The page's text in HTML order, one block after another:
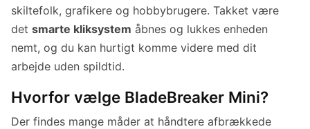
skiltefolk, grafikere og hobbybrugere. Takket være
det smarte kliksystem åbnes og lukkes enheden
nemt, og du kan hurtigt komme videre med dit
arbejde uden spildtid.
Hvorfor vælge BladeBreaker Mini?
Der findes mange måder at håndtere afbrækkede